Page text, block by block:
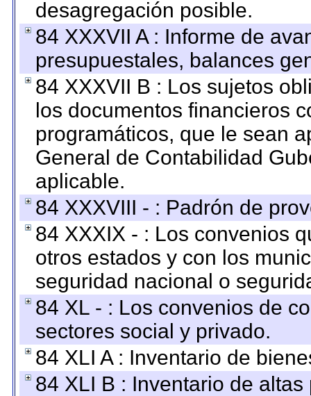
desagregación posible.
84 XXXVII A : Informe de
presupuestales, balances
84 XXXVII B : Los sujetos
los documentos financieros
programáticos, que le sean
General de Contabilidad
aplicable.
84 XXXVIII - : Padrón de
84 XXXIX - : Los convenios
otros estados y con los
seguridad nacional o
84 XL - : Los convenios de
sectores social y privado.
84 XLI A : Inventario de
84 XLI B : Inventario de